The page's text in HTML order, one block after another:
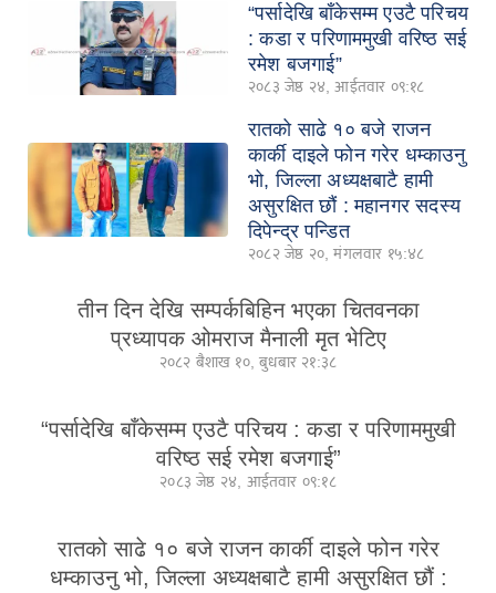
“पर्सादेखि बाँकेसम्म एउटै परिचय
: कडा र परिणाममुखी वरिष्ठ सई
रमेश बजगाई”
२०८३ जेष्ठ २४, आईतवार ०९:१८
रातको साढे १० बजे राजन
कार्की दाइले फोन गरेर धम्काउनु
भो, जिल्ला अध्यक्षबाटै हामी
असुरक्षित छौं : महानगर सदस्य
दिपेन्द्र पन्डित
२०८२ जेष्ठ २०, मंगलवार १५:४८
तीन दिन देखि सम्पर्कबिहिन भएका चितवनका
प्रध्यापक ओमराज मैनाली मृत भेटिए
२०८२ बैशाख १०, बुधबार २१:३८
“पर्सादेखि बाँकेसम्म एउटै परिचय : कडा र परिणाममुखी
वरिष्ठ सई रमेश बजगाई”
२०८३ जेष्ठ २४, आईतवार ०९:१८
रातको साढे १० बजे राजन कार्की दाइले फोन गरेर
धम्काउनु भो, जिल्ला अध्यक्षबाटै हामी असुरक्षित छौं :